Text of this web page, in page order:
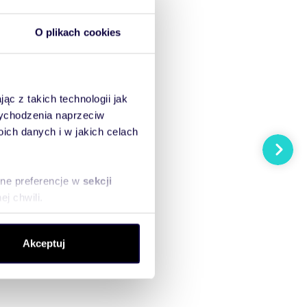
O plikach cookies
z takich technologii jak
naprzeciw
danych i w jakich celach
preferencje w sekcji
chwili.
społecznościowym,
od Ciebie lub
Akceptuj